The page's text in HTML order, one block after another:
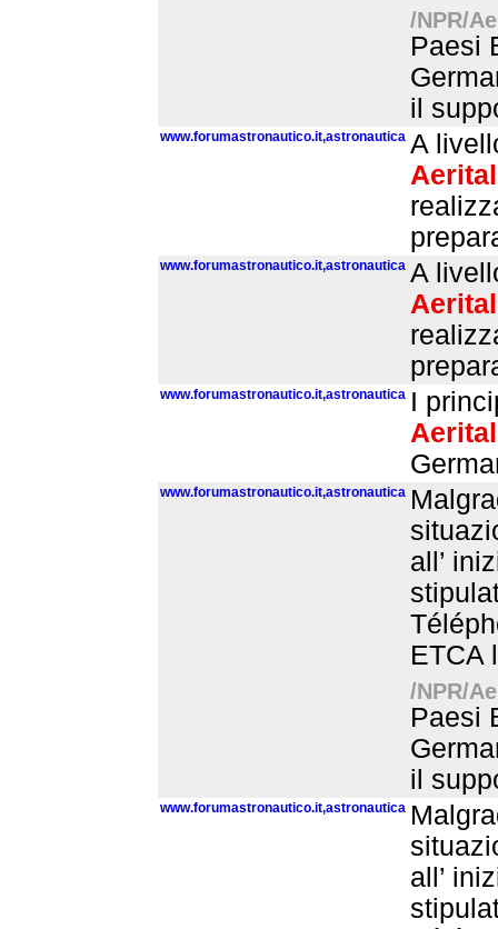
/NPR/
Paesi
il
www.forumastronautico.it,astronautica A
www.forumastronautico.it,astronautica A
www.forumastronautico.it,astronautica I
www.forumastronautico.it,astronautica
all’
ETCA
/NPR/
Paesi
il
www.forumastronautico.it,astronautica
all’